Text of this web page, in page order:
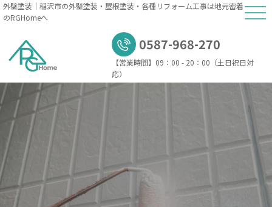
外壁塗装｜稲沢市の外壁塗装・屋根塗装・各種リフォーム工事は地元密着
のRGHomeへ
0587-968-270
【営業時間】 09：00 - 20：00（土日祝日対
応）